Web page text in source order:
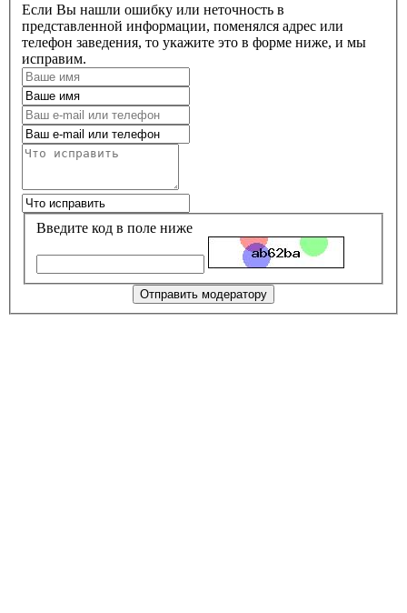
Если Вы нашли ошибку или неточность в
представленной информации, поменялся адрес или
телефон заведения, то укажите это в форме ниже, и мы
исправим.
Введите код в поле ниже
Отправить модератору